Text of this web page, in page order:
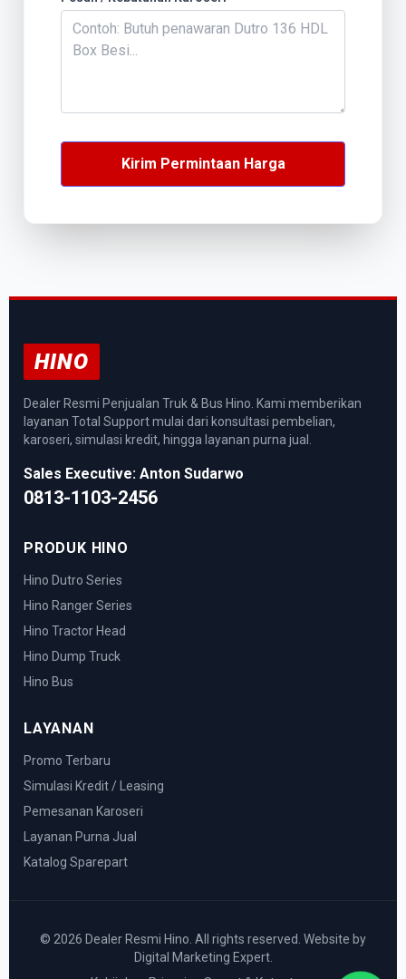
Kirim Permintaan Harga
HINO
Dealer Resmi Penjualan Truk & Bus Hino. Kami memberikan
layanan Total Support mulai dari konsultasi pembelian,
karoseri, simulasi kredit, hingga layanan purna jual.
Sales Executive: Anton Sudarwo
0813-1103-2456
PRODUK HINO
Hino Dutro Series
Hino Ranger Series
Hino Tractor Head
Hino Dump Truck
Hino Bus
LAYANAN
Promo Terbaru
Simulasi Kredit / Leasing
Pemesanan Karoseri
Layanan Purna Jual
Katalog Sparepart
© 2026 Dealer Resmi Hino. All rights reserved. Website by
Digital Marketing Expert.